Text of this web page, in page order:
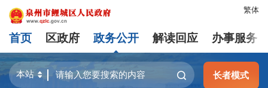
繁体
首页 区政府 政务公开 解读回应 办事服务
长者模式